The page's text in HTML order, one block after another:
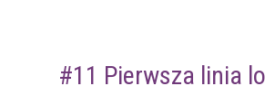
#11 Pierwsza linia